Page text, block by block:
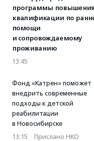
программы повышения
квалификации по
помощи
и сопровождаемому
проживанию
13:45
Фонд «Катрен» поможет
внедрить современные
подходы к детской
реабилитации
в Новосибирске
13:15 · Прислано НКО